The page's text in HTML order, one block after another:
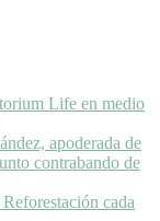
Life en medio
apoderada de
contrabando de
cada